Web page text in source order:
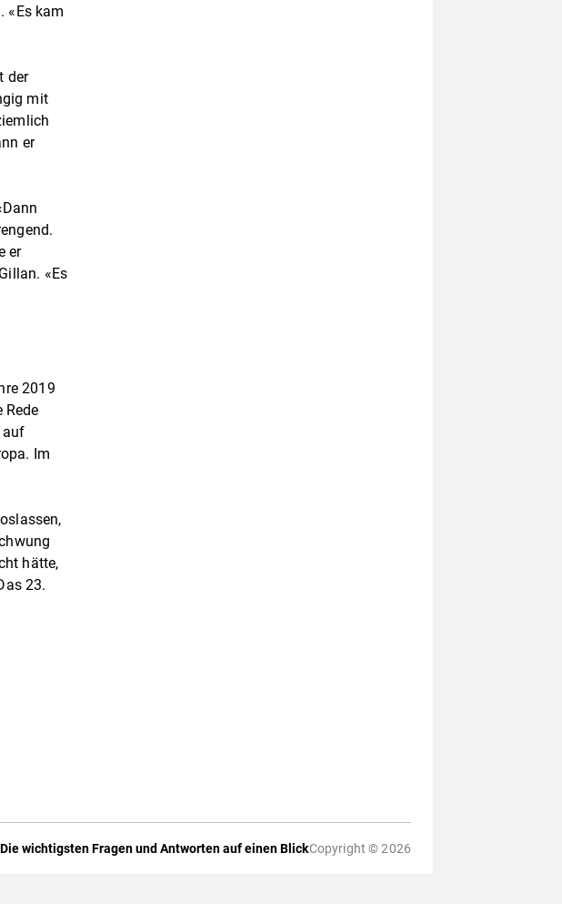
«Es kam
der
mit
er
er
«Es
2019
Rede
auf
Im
hätte,
23.
wichtigsten Fragen und Antworten auf einen BlickCopyright © 2026